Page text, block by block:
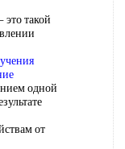
такой
одной
от